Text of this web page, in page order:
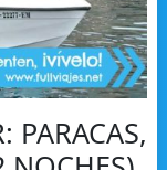
PARACAS,